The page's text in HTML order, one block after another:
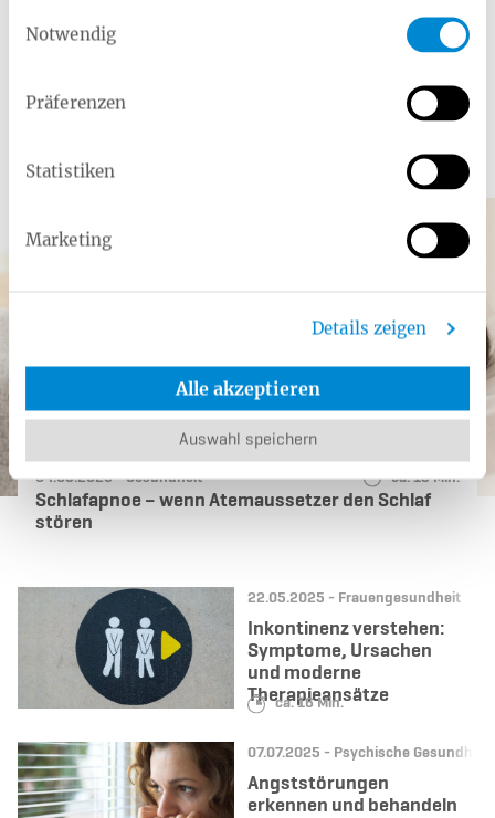
Notwendig
Präferenzen
Statistiken
Marketing
Details zeigen
Alle akzeptieren
Auswahl speichern
Ar­ti­kel aus dem Rat­ge­ber
Datum:
04.05.2026 -Kategorie:
Gesundheit Lesedauer:
ca. 15 Min.
Schlafapnoe – wenn Atemaussetzer den Schlaf
stören
Datum:
22.05.2025 - Kategorie:
Frauengesundheit
Lesedauer:
ca. 16 Min.
Inkontinenz verstehen:
Symptome, Ursachen
und moderne
Therapieansätze
Datum:
07.07.2025 - Kategorie:
Psychische Gesundheit
Angststörungen
erkennen und behandeln